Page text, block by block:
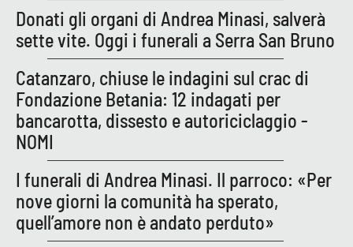
Donati gli organi di Andrea Minasi, salverà
sette vite. Oggi i funerali a Serra San Bruno
Catanzaro, chiuse le indagini sul crac di
Fondazione Betania: 12 indagati per
bancarotta, dissesto e autoriciclaggio -
NOMI
I funerali di Andrea Minasi. Il parroco: «Per
nove giorni la comunità ha sperato,
quell’amore non è andato perduto»